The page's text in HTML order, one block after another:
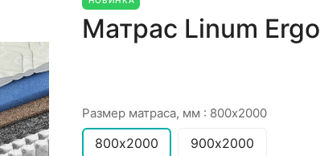
Матрас Linum Ergo
Размер матраса, мм : 800х2000
800х2000 900х2000